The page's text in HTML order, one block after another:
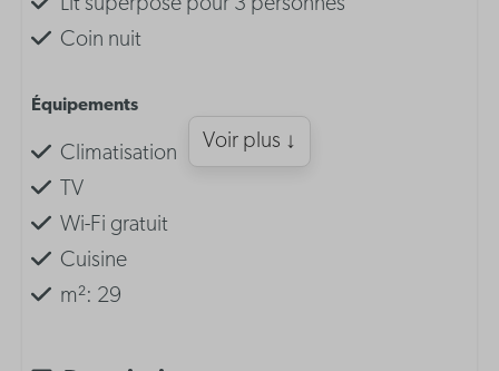
Lit superposé pour 3 personnes
Coin nuit
Équipements
Climatisation
TV
Wi-Fi gratuit
Cuisine
m²: 29
Voir plus ↓